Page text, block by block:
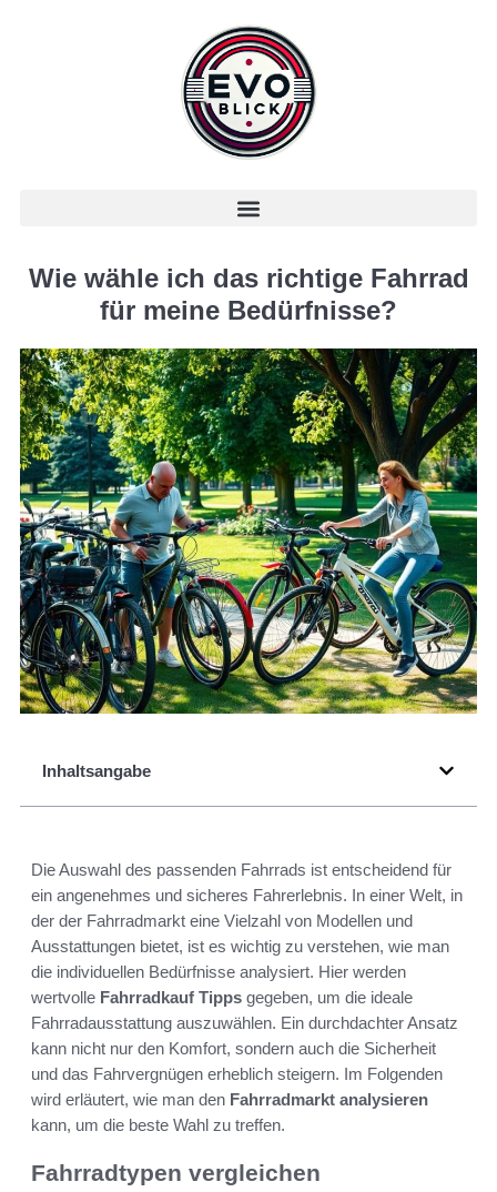
Wie wähle ich das richtige Fahrrad
für meine Bedürfnisse?
Inhaltsangabe
Die Auswahl des passenden Fahrrads ist entscheidend für
ein angenehmes und sicheres Fahrerlebnis. In einer Welt, in
der der Fahrradmarkt eine Vielzahl von Modellen und
Ausstattungen bietet, ist es wichtig zu verstehen, wie man
die individuellen Bedürfnisse analysiert. Hier werden
wertvolle Fahrradkauf Tipps gegeben, um die ideale
Fahrradausstattung auszuwählen. Ein durchdachter Ansatz
kann nicht nur den Komfort, sondern auch die Sicherheit
und das Fahrvergnügen erheblich steigern. Im Folgenden
wird erläutert, wie man den Fahrradmarkt analysieren
kann, um die beste Wahl zu treffen.
Fahrradtypen vergleichen